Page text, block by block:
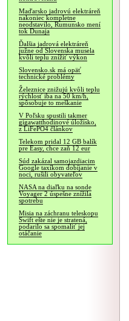
Maďarsko jadrovú elektráreň
nakoniec kompletne
neodstavilo, Rumunsko mení
tok Dunaja
Ďalšia jadrová elektráreň
južne od Slovenska musela
kvôli teplu znížiť výkon
Slovensko.sk má opäť
technické problémy
Železnice znižujú kvôli teplu
rýchlosť iba na 50 km/h,
spôsobuje to meškanie
V Poľsku spustili takmer
gigawatthodinové úložisko,
z LiFePO4 článkov
Telekom pridal 12 GB balík
pre Easy, chce zaň 12 eur
Súd zakázal samojazdiacim
Google taxíkom dobíjanie v
noci, rušili obyvateľov
NASA na diaľku na sonde
Voyager 2 úspešne znížila
spotrebu
Misia na záchranu teleskopu
Swift ešte nie je stratená,
podarilo sa spomaliť jej
otáčanie